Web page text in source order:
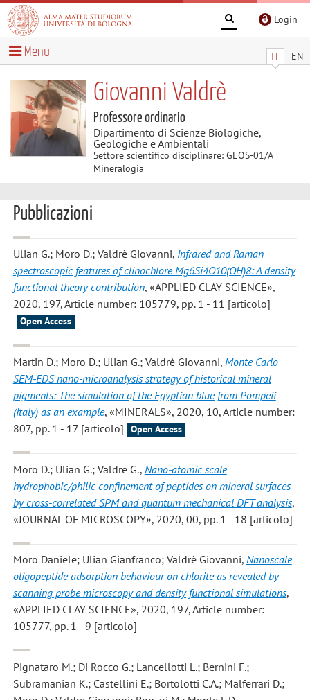
Login
IT EN
Menu
Giovanni Valdrè
Professore ordinario
Dipartimento di Scienze Biologiche,
Geologiche e Ambientali
Settore scientifico disciplinare: GEOS-01/A
Mineralogia
Pubblicazioni
Ulian G.; Moro D.; Valdrè Giovanni, Infrared and Raman
spectroscopic features of clinochlore Mg6Si4O10(OH)8: A density
functional theory contribution, «APPLIED CLAY SCIENCE»,
2020, 197, Article number: 105779, pp. 1 - 11 [articolo]
Open Access
Martin D.; Moro D.; Ulian G.; Valdrè Giovanni, Monte Carlo
SEM-EDS nano-microanalysis strategy of historical mineral
pigments: The simulation of the Egyptian blue from Pompeii
(Italy) as an example, «MINERALS», 2020, 10, Article number:
807, pp. 1 - 17 [articolo]
Open Access
Moro D.; Ulian G.; Valdre G., Nano-atomic scale
hydrophobic/philic confinement of peptides on mineral surfaces
by cross-correlated SPM and quantum mechanical DFT analysis,
«JOURNAL OF MICROSCOPY», 2020, 00, pp. 1 - 18 [articolo]
Moro Daniele; Ulian Gianfranco; Valdrè Giovanni, Nanoscale
oligopeptide adsorption behaviour on chlorite as revealed by
scanning probe microscopy and density functional simulations,
«APPLIED CLAY SCIENCE», 2020, 197, Article number:
105777, pp. 1 - 9 [articolo]
Pignataro M.; Di Rocco G.; Lancellotti L.; Bernini F.;
Subramanian K.; Castellini E.; Bortolotti C.A.; Malferrari D.;